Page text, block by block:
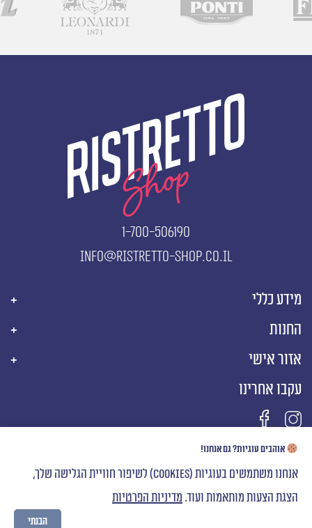
1-700-506190
info@ristretto-shop.co.il
מידע כללי
החנות
אזור אישי
עקבו אחרינו
אוהבים עוגיות? גם אנחנו!
אנחנו משתמשים בעוגיות (cookies) לשיפור חוויית הגלישה שלך,
הצגת הצעות מותאמות ועוד. מדיניות הפרטיות
הבנתי